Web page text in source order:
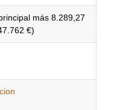
más 8.289,27
€)